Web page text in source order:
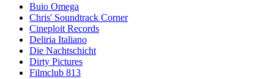
Buio Omega
Chris' Soundtrack Corner
Cineploit Records
Deliria Italiano
Die Nachtschicht
Dirty Pictures
Filmclub 813